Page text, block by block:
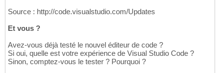
Source : http://code.visualstudio.com/Updates
Et vous ?
Avez-vous déjà testé le nouvel éditeur de code ?
Si oui, quelle est votre expérience de Visual Studio Code ?
Sinon, comptez-vous le tester ? Pourquoi ?